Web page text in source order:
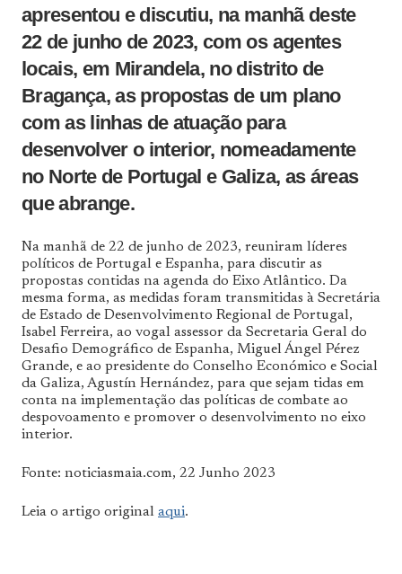
apresentou e discutiu, na manhã deste
22 de junho de 2023, com os agentes
locais, em Mirandela, no distrito de
Bragança, as propostas de um plano
com as linhas de atuação para
desenvolver o interior, nomeadamente
no Norte de Portugal e Galiza, as áreas
que abrange.
Na manhã de 22 de junho de 2023, reuniram líderes
políticos de Portugal e Espanha, para discutir as
propostas contidas na agenda do Eixo Atlântico. Da
mesma forma, as medidas foram transmitidas à Secretária
de Estado de Desenvolvimento Regional de Portugal,
Isabel Ferreira, ao vogal assessor da Secretaria Geral do
Desafio Demográfico de Espanha, Miguel Ángel Pérez
Grande, e ao presidente do Conselho Económico e Social
da Galiza, Agustín Hernández, para que sejam tidas em
conta na implementação das políticas de combate ao
despovoamento e promover o desenvolvimento no eixo
interior.
Fonte: noticiasmaia.com, 22 Junho 2023
Leia o artigo original aqui.